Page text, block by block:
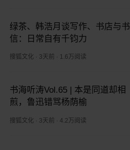
绿茶、韩浩月谈写作、书店与书
信：日常自有千钧力
搜狐文化 3天前 1.6万阅读
书海听涛Vol.65 | 本是同道却相
煎，鲁迅错骂杨荫榆
搜狐文化 3天前 4.2万阅读